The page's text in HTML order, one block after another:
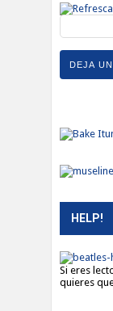
HELP!
Si eres
quieres